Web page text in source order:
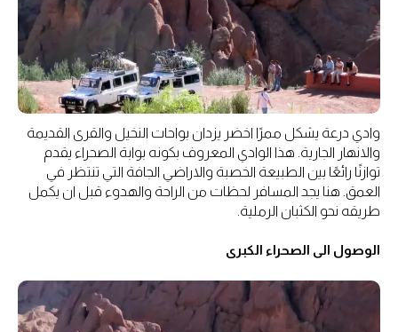
وادي درعة يشكل ممرًا اخضر يزدان بواحات النخيل والقرى القديمة
والانهار الجارية. هذا الوادي المعروف بكونه بوابة الصحراء يقدم
توازنًا رائعًا بين الطبيعة الخصبة والاراضي الجافة التي تنتظر في
العمق. هنا يجد المسافر لحظات من الراحة والهدوء قبل ان يكمل
طريقه نحو الكثبان الرملية.
الوصول الى الصحراء الكبرى